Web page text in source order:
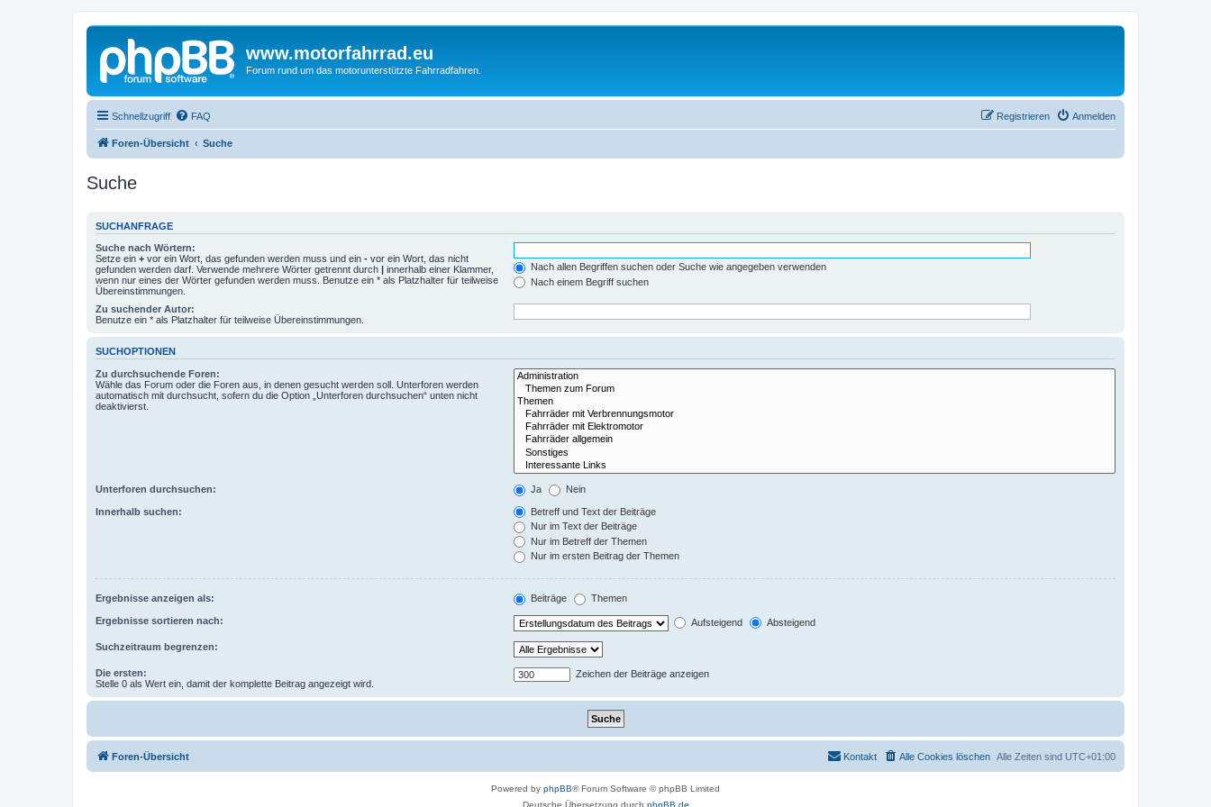
www.motorfahrrad.eu
Forum rund um das motorunterstützte Fahrradfahren.
Schnellzugriff FAQ Anmelden
Registrieren
Foren-Übersicht Suche
Suche
SUCHANFRAGE
Suche nach Wörtern:
Setze ein + vor ein Wort, das gefunden werden muss und ein - vor ein Wort, das nicht
gefunden werden darf. Verwende mehrere Wörter getrennt durch | innerhalb einer Klammer,
wenn nur eines der Wörter gefunden werden muss. Benutze ein * als Platzhalter für teilweise
Übereinstimmungen.
Nach allen Begriffen suchen oder Suche wie angegeben verwenden
Nach einem Begriff suchen
Zu suchender Autor:
Benutze ein * als Platzhalter für teilweise Übereinstimmungen.
SUCHOPTIONEN
Zu durchsuchende Foren:
Wähle das Forum oder die Foren aus, in denen gesucht werden soll. Unterforen werden
automatisch mit durchsucht, sofern du die Option „Unterforen durchsuchen“ unten nicht
deaktivierst.
Unterforen durchsuchen: Ja Nein
Innerhalb suchen:
Betreff und Text der Beiträge
Nur im Text der Beiträge
Nur im Betreff der Themen
Nur im ersten Beitrag der Themen
Ergebnisse anzeigen als: Beiträge Themen
Ergebnisse sortieren nach: Aufsteigend Absteigend
Suchzeitraum begrenzen:
Die ersten:
Stelle 0 als Wert ein, damit der komplette Beitrag angezeigt wird.
Zeichen der Beiträge anzeigen
Foren-Übersicht Alle Zeiten sind UTC+01:00
Alle Cookies löschen
Kontakt
Powered by phpBB® Forum Software © phpBB Limited
Deutsche Übersetzung durch phpBB.de